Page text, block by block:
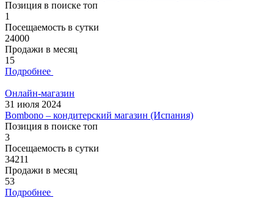
Позиция в поиске топ
1
Посещаемость в сутки
24000
Продажи в месяц
15
Подробнее
Онлайн-магазин
31 июля 2024
Bombono – кондитерский магазин (Испания)
Позиция в поиске топ
3
Посещаемость в сутки
34211
Продажи в месяц
53
Подробнее